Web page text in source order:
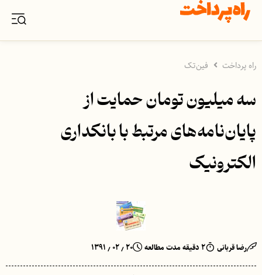
راه پرداخت فین‌تک
سه میلیون تومان حمایت از
پایان‌نامه‌های مرتبط با بانکداری
الکترونیک
رضا قربانی ۲ دقیقه مدت مطالعه ۲۰ ٫ ۰۲ ٫ ۱۳۹۱